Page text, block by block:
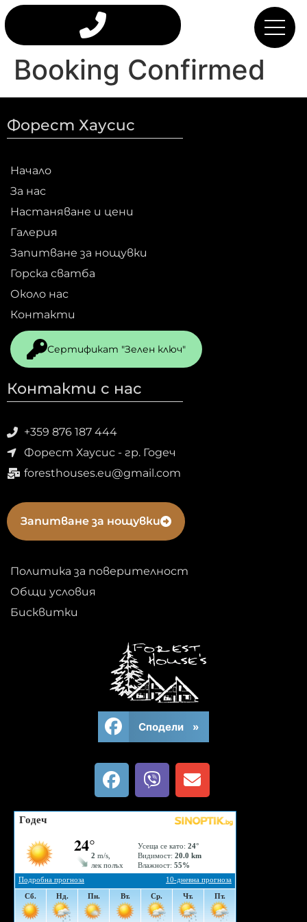
Booking Confirmed
Форест Хаусис
Начало
За нас
Настаняване и цени
Галерия
Запитване за нощувки
Горска сватба
Около нас
Контакти
Сертификат "Зелен ключ"
Контакти с нас
+359 876 187 444
Форест Хаусис - гр. Годеч
foresthouses.eu@gmail.com
Запитване за нощувки
Политика за поверителност
Общи условия
Бисквитки
Сподели »